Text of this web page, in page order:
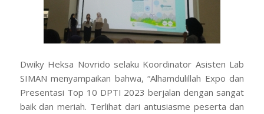
Dwiky Heksa Novrido selaku Koordinator Asisten Lab
SIMAN menyampaikan bahwa, “Alhamdulillah Expo dan
Presentasi Top 10 DPTI 2023 berjalan dengan sangat
baik dan meriah. Terlihat dari antusiasme peserta dan